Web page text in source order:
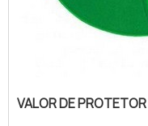
VALOR DE